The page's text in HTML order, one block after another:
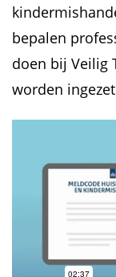
bepalen
doen bij Veilig
worden